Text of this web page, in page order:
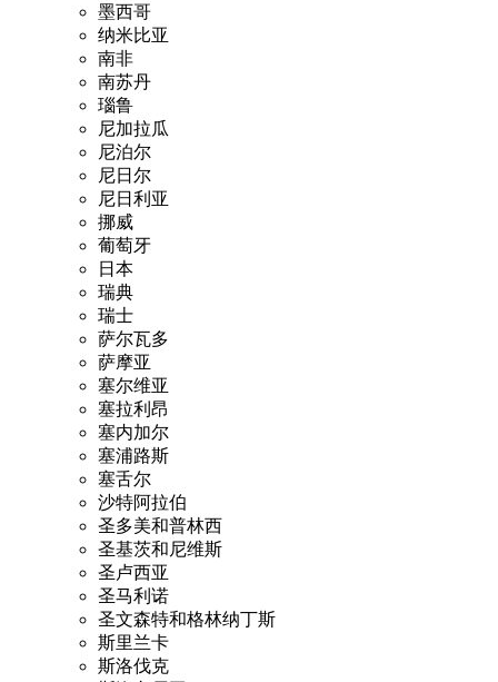
墨西哥
纳米比亚
南非
南苏丹
瑙鲁
尼加拉瓜
尼泊尔
尼日尔
尼日利亚
挪威
葡萄牙
日本
瑞典
瑞士
萨尔瓦多
萨摩亚
塞尔维亚
塞拉利昂
塞内加尔
塞浦路斯
塞舌尔
沙特阿拉伯
圣多美和普林西
圣基茨和尼维斯
圣卢西亚
圣马利诺
圣文森特和格林纳丁斯
斯里兰卡
斯洛伐克